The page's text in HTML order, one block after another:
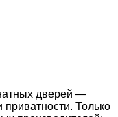
дверей —
Только